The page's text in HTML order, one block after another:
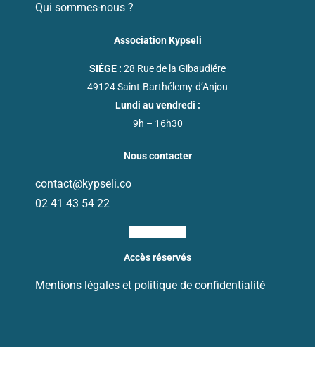
Qui sommes-nous ?
Association Kypseli
SIÈGE : 28 Rue de la Gibaudiére
49124 Saint-Barthélemy-d’Anjou
Lundi au vendredi :
9h – 16h30
Nous contacter
contact@kypseli.co
02 41 43 54 22
Accès réservés
Mentions légales et politique de confidentialité